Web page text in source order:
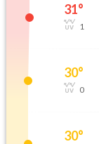
31°
1
30°
0
30°